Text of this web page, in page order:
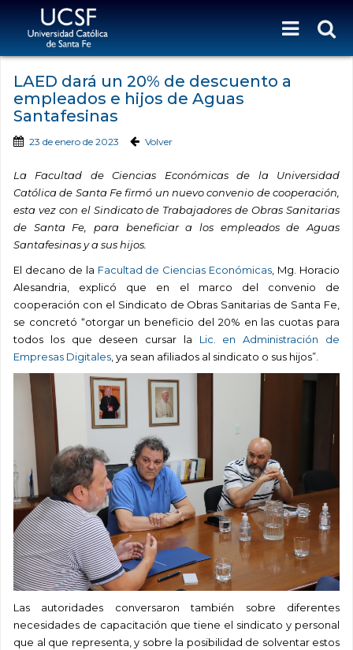
LAED dará un 20% de descuento a
empleados e hijos de Aguas
Santafesinas
23 de enero de 2023 Volver
La Facultad de Ciencias Económicas de la Universidad
Católica de Santa Fe firmó un nuevo convenio de cooperación,
esta vez con el Sindicato de Trabajadores de Obras Sanitarias
de Santa Fe, para beneficiar a los empleados de Aguas
Santafesinas y a sus hijos.
El decano de la Facultad de Ciencias Económicas , Mg. Horacio
Alesandria, explicó que en el marco del convenio de
cooperación con el Sindicato de Obras Sanitarias de Santa Fe,
se concretó “otorgar un beneficio del 20% en las cuotas para
todos los que deseen cursar la Lic. en Administración de
Empresas Digitales , ya sean afiliados al sindicato o sus hijos”.
Las autoridades conversaron también sobre diferentes
necesidades de capacitación que tiene el sindicato y personal
que al que representa, y sobre la posibilidad de solventar estos